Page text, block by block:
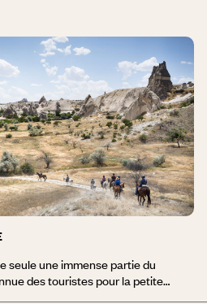
seule une immense partie du
des touristes pour la petite